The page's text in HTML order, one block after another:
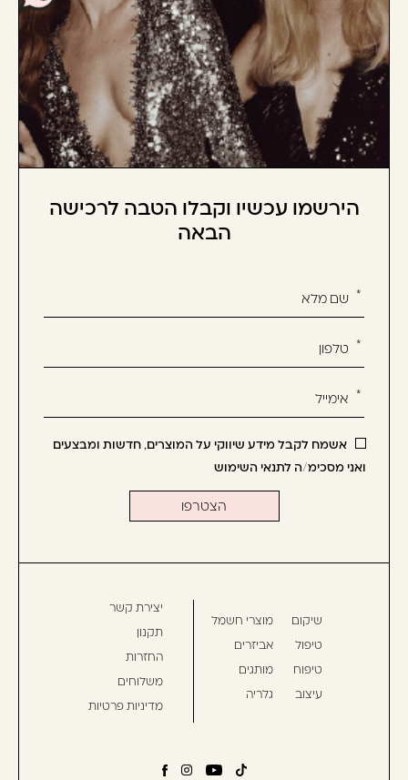
הירשמו עכשיו וקבלו הטבה לרכישה
הבאה
אנא
מלאו
את
טופס
הירשמו
עכשיו
וקבלו
אשמח לקבל מידע שיווקי על המוצרים, חדשות ומבצעים
ואני מסכימ/ה לתנאי השימוש
שיקום
טיפול
טיפוח
עיצוב
מוצרי חשמל
אביזרים
מותגים
גלריה
יצירת קשר
תקנון
החזרות
משלוחים
מדיניות פרטיות